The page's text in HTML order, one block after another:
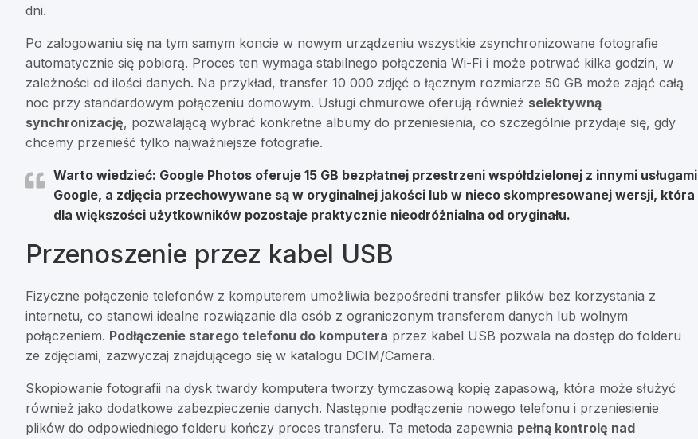
dni.
Po zalogowaniu się na tym samym koncie w nowym urządzeniu wszystkie zsynchronizowane fotografie
automatycznie się pobiorą. Proces ten wymaga stabilnego połączenia Wi-Fi i może potrwać kilka godzin, w
zależności od ilości danych. Na przykład, transfer 10 000 zdjęć o łącznym rozmiarze 50 GB może zająć całą
noc przy standardowym połączeniu domowym. Usługi chmurowe oferują również selektywną
synchronizację, pozwalającą wybrać konkretne albumy do przeniesienia, co szczególnie przydaje się, gdy
chcemy przenieść tylko najważniejsze fotografie.
Warto wiedzieć: Google Photos oferuje 15 GB bezpłatnej przestrzeni współdzielonej z innymi usługami
Google, a zdjęcia przechowywane są w oryginalnej jakości lub w nieco skompresowanej wersji, która
dla większości użytkowników pozostaje praktycznie nieodróżnialna od oryginału.
Przenoszenie przez kabel USB
Fizyczne połączenie telefonów z komputerem umożliwia bezpośredni transfer plików bez korzystania z
internetu, co stanowi idealne rozwiązanie dla osób z ograniczonym transferem danych lub wolnym
połączeniem. Podłączenie starego telefonu do komputera przez kabel USB pozwala na dostęp do folderu
ze zdjęciami, zazwyczaj znajdującego się w katalogu DCIM/Camera.
Skopiowanie fotografii na dysk twardy komputera tworzy tymczasową kopię zapasową, która może służyć
również jako dodatkowe zabezpieczenie danych. Następnie podłączenie nowego telefonu i przeniesienie
plików do odpowiedniego folderu kończy proces transferu. Ta metoda zapewnia pełną kontrolę nad